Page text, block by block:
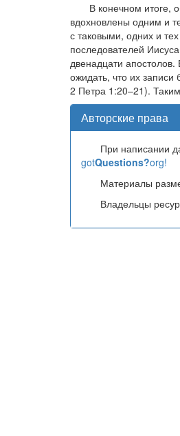
В конечном итоге,
вдохновлены одним и
с таковыми, одних и
последователей
двенадцати
ожидать, что их
2 Петра 1:20–21).
Авторские права
При написании
gotQuestions?org!
Материалы
Владельцы